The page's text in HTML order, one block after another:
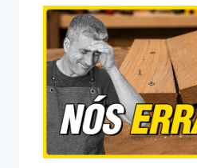
TANTA
GENTE
ENTRANDO
NA
MARCENARIA?
ENTENDA
O
QUE
MUDOU
NOS
ÚLTIMOS